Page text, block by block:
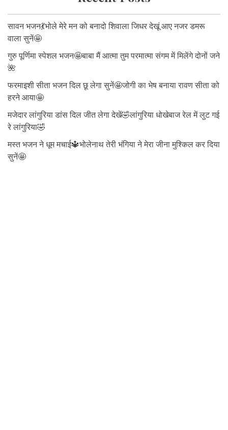
सावन भजन💃भोले मेरे मन को बनादो शिवाला जिधर देखूं आए नजर डमरू
वाला सुनें🤩
गुरु पूर्णिमा स्पेशल भजन🤩बाबा मैं आत्मा तुम परमात्मा संगम में मिलेंगे दोनों जने
🌺
फरमाइशी सीता भजन दिल छू लेगा सुनें🤩जोगी का भेष बनाया रावण सीता को
हरने आया🤩
मजेदार लांगुरिया डांस दिल जीत लेगा देखें🤣लांगुरिया धोखेबाज रेल में लुट गई
रे लांगुरिया🤣
मस्त भजन ने धूम मचाई🔱भोलेनाथ तेरी भंगिया ने मेरा जीना मुश्किल कर दिया
सुनें🤩